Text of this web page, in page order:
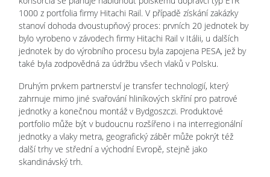
1000 z portfolia firmy Hitachi Rail. V případě získání zakázky
stanoví dohoda dvoustupňový proces: prvních 20 jednotek by
bylo vyrobeno v závodech firmy Hitachi Rail v Itálii, u dalších
jednotek by do výrobního procesu byla zapojena PESA, jež by
také byla zodpovědná za údržbu všech vlaků v Polsku.
Druhým prvkem partnerství je transfer technologií, který
zahrnuje mimo jiné svařování hliníkových skříní pro patrové
jednotky a konečnou montáž v Bydgoszczi. Produktové
portfolio může být v budoucnu rozšířeno i na interregionální
jednotky a vlaky metra, geografický záběr může pokrýt též
další trhy ve střední a východní Evropě, stejně jako
skandinávský trh.